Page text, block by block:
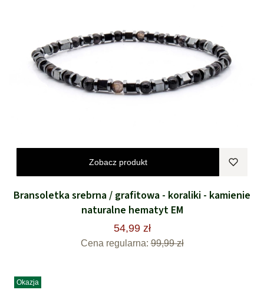
Zobacz produkt
Bransoletka srebrna / grafitowa - koraliki - kamienie
naturalne hematyt EM
54,99 zł
Cena regularna: 99,99 zł
Okazja